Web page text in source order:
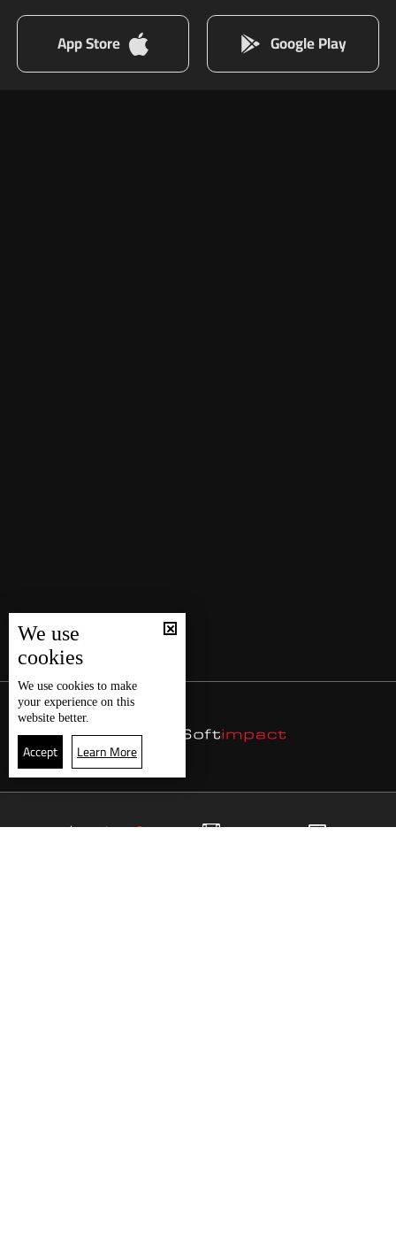
22
Google Play
App Store
We use
cookies
We use cookies to make
your experience on this
website better.
Accept Learn More
موقع البرامج الجدول البث المباشر